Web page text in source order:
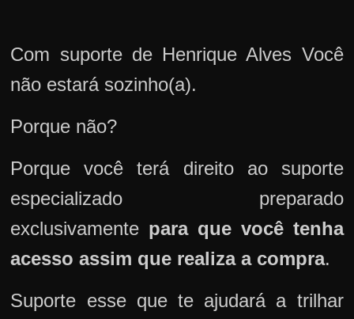
Com suporte de Henrique Alves Você
não estará sozinho(a).
Porque não?
Porque você terá direito ao suporte
especializado preparado
exclusivamente para que você tenha
acesso assim que realiza a compra.
Suporte esse que te ajudará a trilhar